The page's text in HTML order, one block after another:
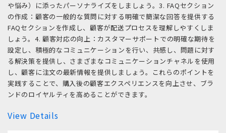
や悩み）に添ったパーソナライズをしましょう。3. FAQセクション
の作成：顧客の一般的な質問に対する明確で簡潔な回答を提供する
FAQセクションを作成し、顧客が配送プロセスを理解しやすくしま
しょう。4. 顧客対応の向上：カスタマーサポートでの明確な期待を
設定し、積極的なコミュニケーションを行い、共感し、問題に対す
る解決策を提供し、さまざまなコミュニケーションチャネルを使用
し、顧客に注文の最新情報を提供しましょう。これらのポイントを
実践することで、購入後の顧客エクスペリエンスを向上させ、ブラ
ンドのロイヤルティを高めることができます。
View Details